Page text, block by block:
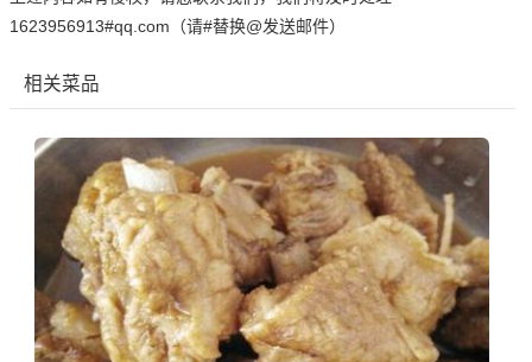
1623956913#qq.com（请#替换@发送邮件）
相关菜品